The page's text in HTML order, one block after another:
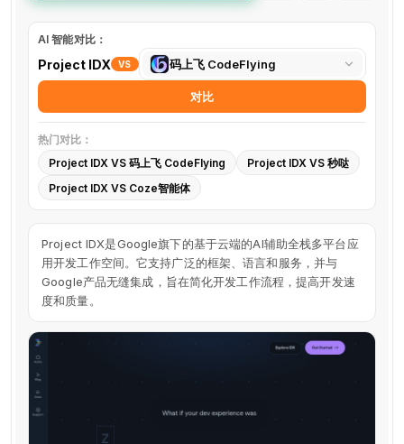
AI 智能对比：
Project IDX VS
选
择
具
码上飞 CodeFlying
对比
热门对比：
Project IDX VS 码上飞 CodeFlying
Project IDX VS 秒哒
Project IDX VS Coze智能体
Project IDX是Google旗下的基于云端的AI辅助全栈多平台应
用开发工作空间。它支持广泛的框架、语言和服务，并与
Google产品无缝集成，旨在简化开发工作流程，提高开发速
度和质量。